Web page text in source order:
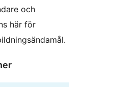
och
här för